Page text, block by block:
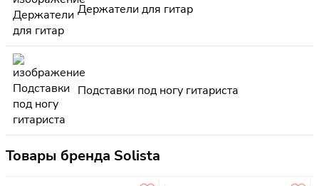
Держатели для гитар
Подставки под ногу гитариста
Товары бренда Solista